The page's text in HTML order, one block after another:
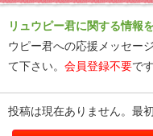
リュウピー君に関する情報
ウピー君への応援メッセー
て下さい。 会員登録不要です
投稿は現在ありません。最